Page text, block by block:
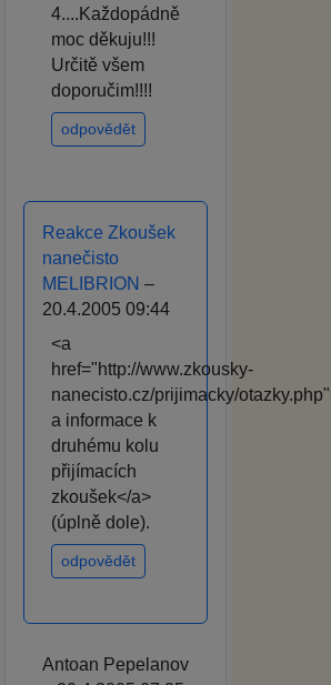
4....Každopádně
moc děkuju!!!
Určitě všem
doporučim!!!!
odpovědět
Reakce Zkoušek
nanečisto
MELIBRION –
20.4.2005 09:44
<a
href="http://www.zkousky-
nanecisto.cz/prijimacky/
a informace k
druhému kolu
přijímacích
zkoušek</a>
(úplně dole).
odpovědět
Antoan Pepelanov